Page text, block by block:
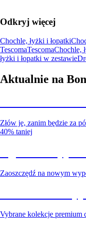
Odkryj więcej
Chochle, łyżki i łopatki
TescomaTescomaChochle,
łyżki i łopatki w zestawie
Aktualnie na
Złów je, zanim będzie za
40% taniej
Zaoszczędź na nowym
Vybrane kolekcje premium